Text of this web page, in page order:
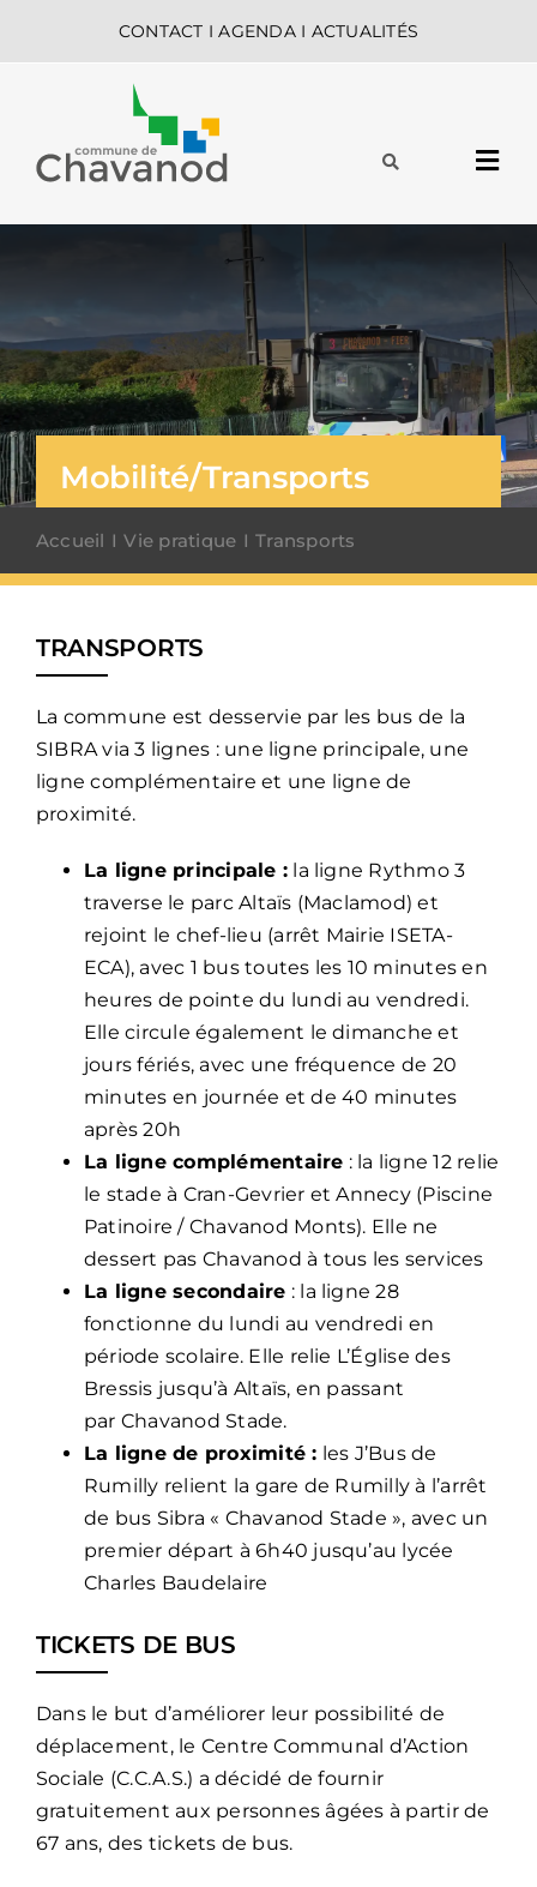
CONTACT IAGENDAI ACTUALITÉS
MA COMMUNE
MES DÉMARCHES
VIE QUOTIDIENNE
Mobilité/Transports
Accueil Vie pratique Transports
TRANSPORTS
La commune est desservie par les bus de la
SIBRAvia 3 lignes : une ligne principale, une
ligne complémentaire et une ligne de
proximité.
La ligne principale : la ligne Rythmo 3
traverse le parc Altaïs (Maclamod) et
rejoint le chef-lieu (arrêt Mairie ISETA-
ECA), avec 1 bus toutes les 10 minutes en
heures de pointe du lundi au vendredi.
Elle circule également le dimanche et
jours fériés, avec une fréquence de 20
minutes en journée et de 40 minutes
après 20h
La ligne complémentaire : la ligne 12 relie
le stade à Cran-Gevrier et Annecy (Piscine
Patinoire / Chavanod Monts). Elle ne
dessert pas Chavanod à tous les services
La ligne secondaire : la ligne 28
fonctionne du lundi au vendredi en
période scolaire. Elle relie L’Église des
Bressis jusqu’à Altaïs, en passant
par Chavanod Stade.
La ligne de proximité : les J’Busde
Rumilly relient la gare de Rumilly à l’arrêt
de bus Sibra « Chavanod Stade », avec un
premier départ à 6h40 jusqu’au lycée
Charles Baudelaire
TICKETS DE BUS
Dans le but d’améliorer leur possibilité de
déplacement, le Centre Communal d’Action
Sociale (C.C.A.S.) a décidé de fournir
gratuitement aux personnes âgées à partir de
67 ans, des tickets de bus.